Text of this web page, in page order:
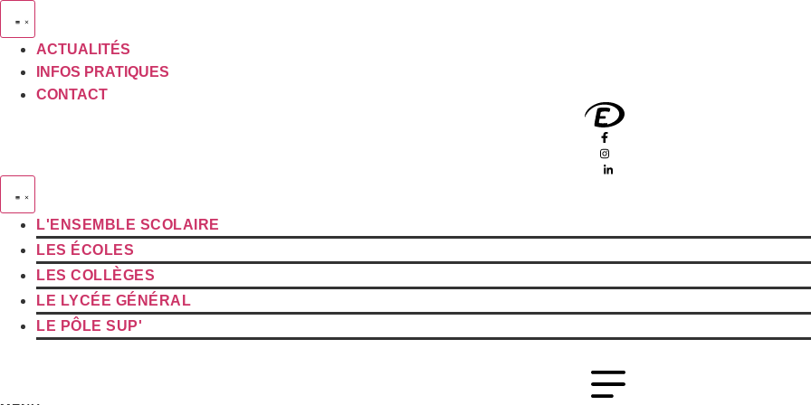
au
contenuACTUALITÉS
INFOS PRATIQUES
CONTACT
L'ENSEMBLE SCOLAIRE
LES ÉCOLES
LES COLLÈGES
LE LYCÉE GÉNÉRAL
LE PÔLE SUP'